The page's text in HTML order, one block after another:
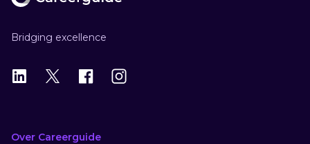
Bridging excellence
LinkedIn
X Instagram
Over Careerguide